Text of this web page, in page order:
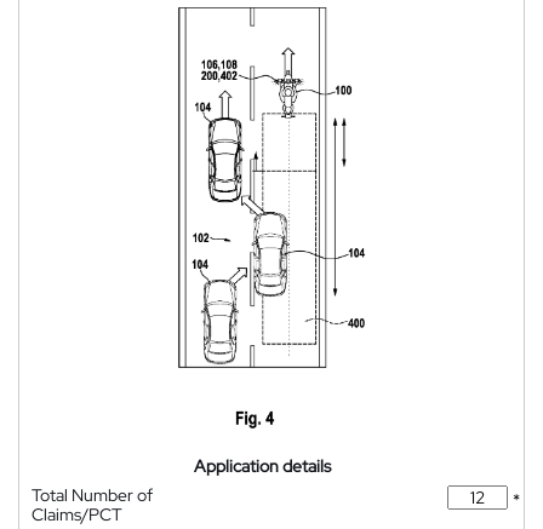
Application details
Total Number of
Claims/PCT
*